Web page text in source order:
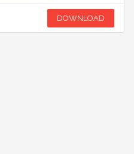
DOWNLOAD